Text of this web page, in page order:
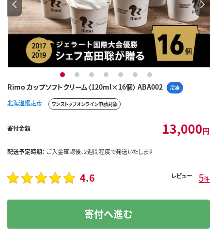
Rimo カップソフトクリーム〈120ml×16個〉 ABA002 冷凍
1 2 3 4 5 6 7
北海道網走市 ワンストップオンライン申請対象
寄付金額 13,000円
配送予定時期： ご入金確認後、2週間程度で発送いたします
4.6 レビュー 5件
寄付へ進む